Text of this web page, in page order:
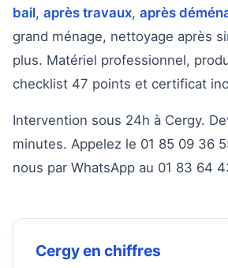
bail, après travaux, après
grand ménage, nettoyage après
plus. Matériel professionnel,
checklist 47 points et certificat
Intervention sous 24h à Cergy.
minutes. Appelez le 01 85 09 36
nous par WhatsApp au 01 83 64
Cergy en chiffres